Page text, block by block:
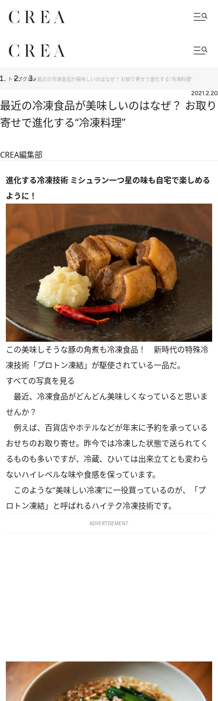
トップグルメ最近の冷凍食品が美味しいのはなぜ？ お取り寄せで進化する“冷凍料理”
2021.2.20
最近の冷凍食品が美味しいのはなぜ？ お取り
寄せで進化する“冷凍料理”
CREA編集部
進化する冷凍技術 ミシュラン一つ星の味も自宅で楽しめる
ように！
この美味しそうな豚の角煮も冷凍食品！ 新時代の特殊冷
凍技術「プロトン凍結」が駆使されている一品だ。
すべての写真を見る
最近、冷凍食品がどんどん美味しくなっていると思いま
せんか？
例えば、百貨店やホテルなどが年末に予約を承っている
おせちのお取り寄せ。昨今では冷凍した状態で送られてく
るものも多いですが、冷蔵、ひいては出来立てとも変わら
ないハイレベルな味や食感を保っています。
このような“美味しい冷凍”に一役買っているのが、「プ
ロトン凍結」と呼ばれるハイテク冷凍技術です。
ADVERTISEMENT